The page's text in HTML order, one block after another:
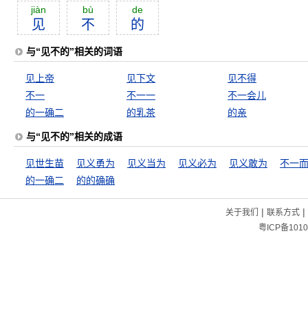
jiàn
见
bù
不
de
的
与“见不的”相关的词语
见上帝 见下文
见不得
不一
不一一
不一会儿
的一确二
的乳茶 的亲
与“见不的”相关的成语
见世生苗 见义勇为 见义当为 见义必为 见义敢为
不一
的一确二
的的确确
关于我们 | 联系方式|
粤ICP备